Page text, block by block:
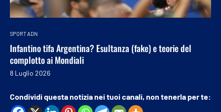
SPORT ADN
Infantino tifa Argentina? Esultanza (fake) e teorie del
complotto ai Mondiali
8 Luglio 2026
Condividi questa notizia nei tuoi canali, non tenerla per te: